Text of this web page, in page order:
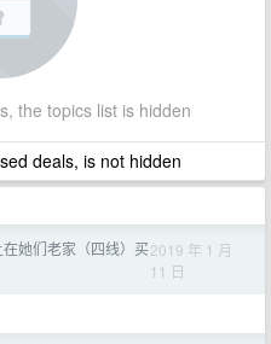
the topics list is hidden
deals, is not hidden
她们老家（四线）买2019 年 1 月
11 日